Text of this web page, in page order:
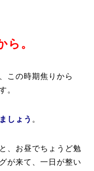
。
この時期焦りから
。
しょう 。
、お昼でちょうど勉
が来て、一日が整い